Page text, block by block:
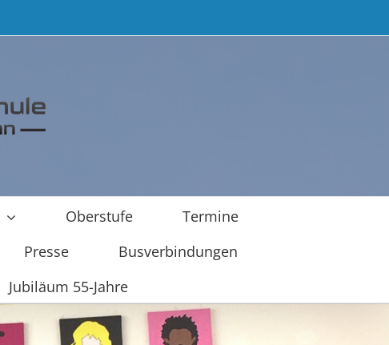
Oberstufe
Termine
Presse
Busverbindungen
Jubiläum 55-Jahre